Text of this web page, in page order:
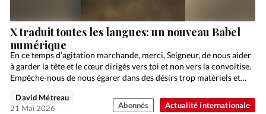
Actualité internationale
X traduit toutes les langues: un nouveau Babel
numérique
En ce temps d’agitation marchande, merci, Seigneur, de nous aider
à garder la tête et le cœur dirigés vers toi et non vers la convoitise.
Empêche-nous de nous égarer dans des désirs trop matériels et…
David Métreau
21 Mai 2026
Abonnés